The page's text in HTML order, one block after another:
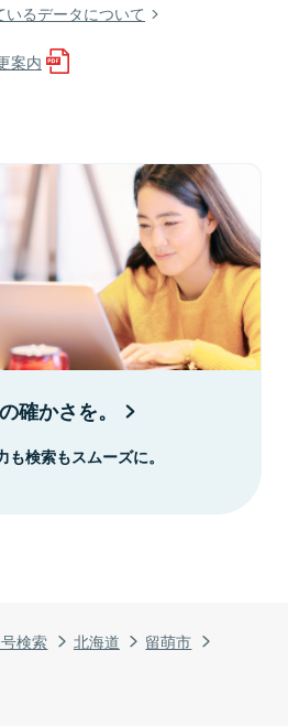
検索 北海道
留萌市
るデータについて
案内
確かさを。
検索もスムーズに。